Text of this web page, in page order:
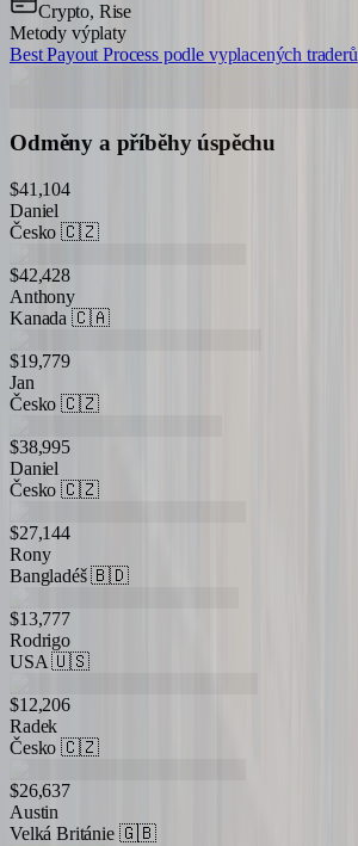
Crypto, Rise
Metody výplaty
Best Payout Process podle vyplacených traderů
Odměny a příběhy úspěchu
$41,104
Daniel
Česko 🇨🇿
$42,428
Anthony
Kanada 🇨🇦
$19,779
Jan
Česko 🇨🇿
$38,995
Daniel
Česko 🇨🇿
$27,144
Rony
Bangladéš 🇧🇩
$13,777
Rodrigo
USA 🇺🇸
$12,206
Radek
Česko 🇨🇿
$26,637
Austin
Velká Británie 🇬🇧